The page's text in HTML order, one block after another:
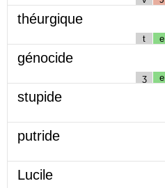
théurgique
t e
génocide
ʒ e
stupide
putride
Lucile